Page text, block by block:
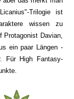
Trilogie ist
wissen zu
Protagonist Davian,
ein paar Längen -
Für High Fantasy-